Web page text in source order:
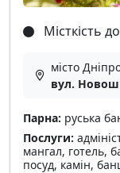
Місткість до
місто
вул.
Парна: руська
Послуги:
мангал, готель,
посуд, камін,